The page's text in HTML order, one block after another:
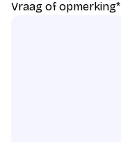
Vraag of opmerking*